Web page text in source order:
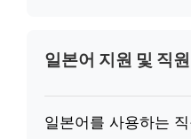
일본어 지원 및 직
일본어를 사용하는